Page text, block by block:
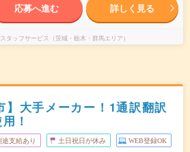
応募へ進む 詳しく見る
タッフサービス（茨城・栃木・群馬エリア）
】大手メーカー！1通訳翻訳
！
途支給あり 土日祝日が休み WEB登録OK